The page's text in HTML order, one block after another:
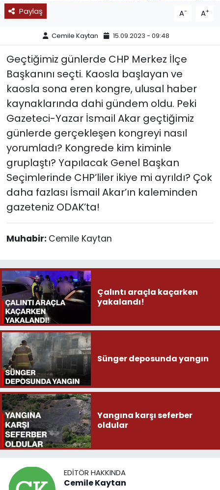
Paylaş A- A+
Cemile Kaytan 15.09.2023 - 09:48
Geçtiğimiz günlerde CHP Merkez İlçe
Başkanını seçti. Kaosla başlayan ve
kaosla sona eren kongre, ulusal haber
kaynaklarında dahi gündem oldu. Peki
Gazeteci-Yazar İsmail Akar geçtiğimiz
günlerde gerçekleşen kongreyi nasıl
yorumladı? Kongrede kim kiminle
gruplaştı? Yapılacak Genel Başkan
Seçimlerinde CHP’liler ikiye mi ayrıldı? Çok
daha fazlası İsmail Akar’ın kaleminden
gazeteniz ODAK’ta!
Muhabir: Cemile Kaytan
Çalıntı araçla kaçarken
yakalandı!
Sünger deposunda yangın
Yangına karşı seferber
oldular
EDITÖR HAKKINDA
Cemile Kaytan